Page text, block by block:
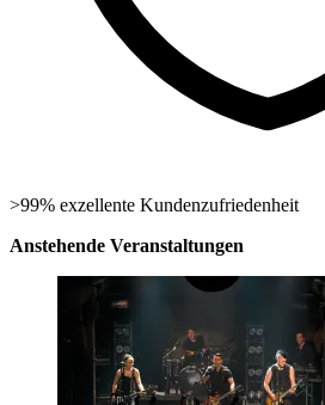
>99% exzellente Kundenzufriedenheit
Anstehende Veranstaltungen